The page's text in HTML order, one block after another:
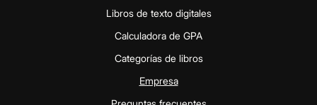
Libros de texto digitales
Calculadora de GPA
Categorías de libros
Empresa